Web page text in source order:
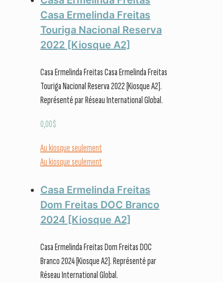
Casa Ermelinda Freitas
Touriga Nacional Reserva
2022 [Kiosque A2]
Casa Ermelinda Freitas Casa Ermelinda Freitas
Touriga Nacional Reserva 2022 [Kiosque A2].
Représenté par Réseau International Global.
0,00$
Au kiosque seulement
Au kiosque seulement
Casa Ermelinda Freitas
Dom Freitas DOC Branco
2024 [Kiosque A2]
Casa Ermelinda Freitas Dom Freitas DOC
Branco 2024 [Kiosque A2]. Représenté par
Réseau International Global.